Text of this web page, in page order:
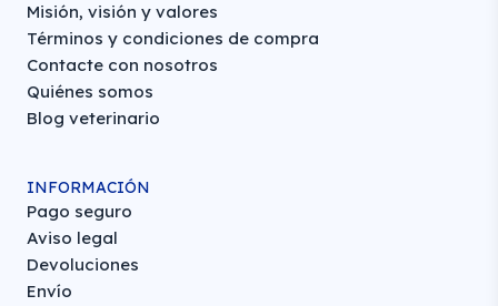
Misión, visión y valores
Términos y condiciones de compra
Contacte con nosotros
Quiénes somos
Blog veterinario
INFORMACIÓN
Pago seguro
Aviso legal
Devoluciones
Envío